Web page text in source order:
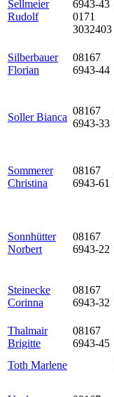
Sellmeier
Rudolf
6943-43
0171
3032403
Silberbauer
Florian
08167
6943-44
Soller Bianca
08167
6943-33
Sommerer
Christina
08167
6943-61
Sonnhütter
Norbert
08167
6943-22
Steinecke
Corinna
08167
6943-32
Thalmair
Brigitte
08167
6943-45
Toth Marlene